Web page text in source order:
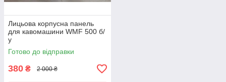
Лицьова корпусна панель
для кавомашини WMF 500 б/
у
Готово до відправки
380 ₴ 2 000 ₴